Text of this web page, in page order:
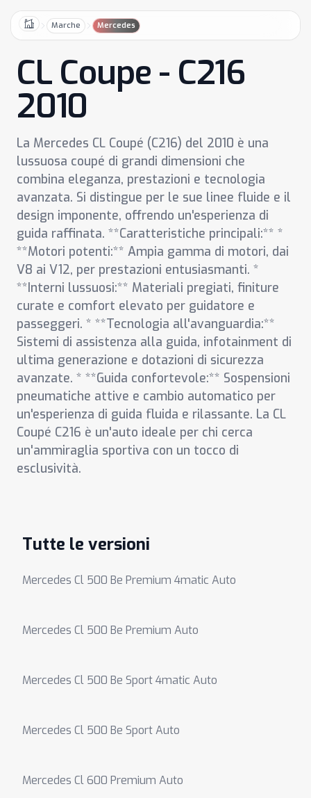
HomeMarche Mercedes
CL Coupe - C216
2010
La Mercedes CL Coupé (C216) del 2010 è una
lussuosa coupé di grandi dimensioni che
combina eleganza, prestazioni e tecnologia
avanzata. Si distingue per le sue linee fluide e il
design imponente, offrendo un'esperienza di
guida raffinata. **Caratteristiche principali:** *
**Motori potenti:** Ampia gamma di motori, dai
V8 ai V12, per prestazioni entusiasmanti. *
**Interni lussuosi:** Materiali pregiati, finiture
curate e comfort elevato per guidatore e
passeggeri. * **Tecnologia all'avanguardia:**
Sistemi di assistenza alla guida, infotainment di
ultima generazione e dotazioni di sicurezza
avanzate. * **Guida confortevole:** Sospensioni
pneumatiche attive e cambio automatico per
un'esperienza di guida fluida e rilassante. La CL
Coupé C216 è un'auto ideale per chi cerca
un'ammiraglia sportiva con un tocco di
esclusività.
Tutte le versioni
Mercedes Cl 500 Be Premium 4matic Auto
Mercedes Cl 500 Be Premium Auto
Mercedes Cl 500 Be Sport 4matic Auto
Mercedes Cl 500 Be Sport Auto
Mercedes Cl 600 Premium Auto